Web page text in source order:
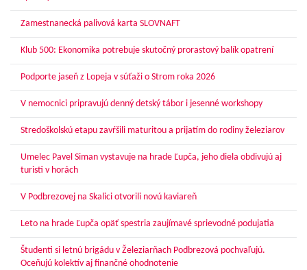
Zamestnanecká palivová karta SLOVNAFT
Klub 500: Ekonomika potrebuje skutočný prorastový balík opatrení
Podporte jaseň z Lopeja v súťaži o Strom roka 2026
V nemocnici pripravujú denný detský tábor i jesenné workshopy
Stredoškolskú etapu zavŕšili maturitou a prijatím do rodiny železiarov
Umelec Pavel Siman vystavuje na hrade Ľupča, jeho diela obdivujú aj
turisti v horách
V Podbrezovej na Skalici otvorili novú kaviareň
Leto na hrade Ľupča opäť spestria zaujímavé sprievodné podujatia
Študenti si letnú brigádu v Železiarňach Podbrezová pochvaľujú.
Oceňujú kolektív aj finančné ohodnotenie